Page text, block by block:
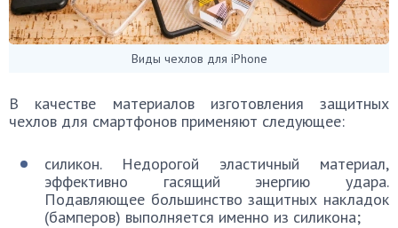
Виды чехлов для iPhone
В качестве материалов изготовления защитных
чехлов для смартфонов применяют следующее:
силикон. Недорогой эластичный материал,
эффективно гасящий энергию удара.
Подавляющее большинство защитных накладок
(бамперов) выполняется именно из силикона;